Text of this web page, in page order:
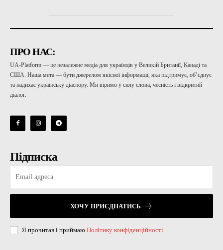
ПРО НАС:
UA-Platform — це незалежне медіа для українців у Великій Британії, Канаді та
США. Наша мета — бути джерелом якісної інформації, яка підтримує, об’єднує
та надихає українську діаспору. Ми віримо у силу слова, чесність і відкритий
діалог.
Підписка
ХОЧУ ПРИЄДНАТИСЬ
Я прочитав і приймаю Політику конфіденційності